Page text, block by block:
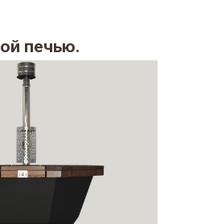
печью.